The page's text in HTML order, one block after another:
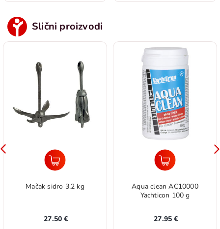
Slični proizvodi
Mačak sidro 3,2 kg
27.50 €
Aqua clean AC10000
Yachticon 100 g
27.95 €